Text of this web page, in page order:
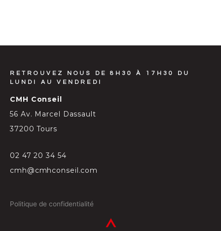
RETROUVEZ NOUS DE 8H30 À 17H30 DU
LUNDI AU VENDREDI
CMH Conseil
56 Av. Marcel Dassault
37200 Tours
02 47 20 34 54
cmh@cmhconseil.com
Politique de confidentialité